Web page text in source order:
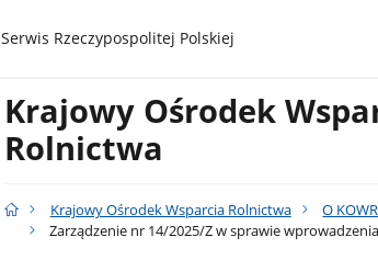
gov.pl
Serwis Rzeczypospolitej Polskiej
Krajowy Ośrodek
Rolnictwa
Krajowy Ośrodek Wsparcia Rolnictwa O KOWR
Zarządzenie nr 14/2025/Z w sprawie